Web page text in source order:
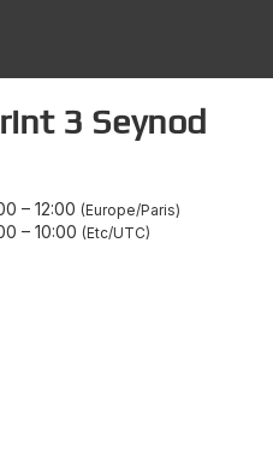
3 Seynod
– 12:00 Europe/Paris
– 10:00 Etc/UTC